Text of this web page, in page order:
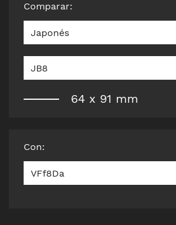
Comparar:
Japonés
JB8
64 x 91 mm
Con:
VFf8Da